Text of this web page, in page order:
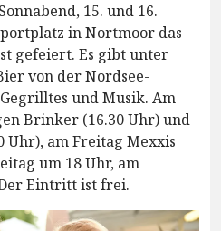
15. und 16.
in Nortmoor das
gefeiert. Es gibt unter
von der Nordsee-
und Musik. Am
Brinker (16.30 Uhr) und
Uhr), am Freitag Mexxis
um 18 Uhr, am
Eintritt ist frei.